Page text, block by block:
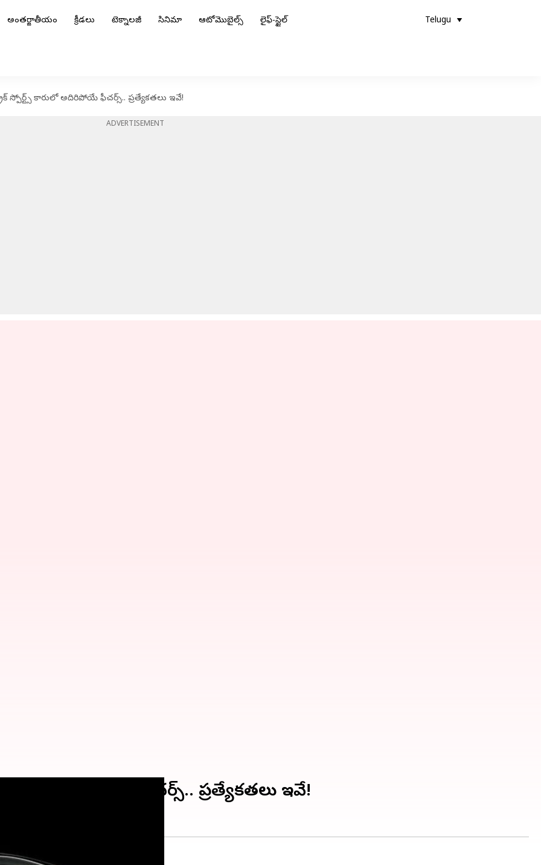
అంతర్జాతీయం క్రీడలు టెక్నాలజీ సినిమా ఆటోమొబైల్స్ లైఫ్-స్టైల్ Telugu
స్పోర్ట్స్ కారులో అదిరిపోయే ఫీచర్స్.. ప్రత్యేకతలు ఇవే!
ADVERTISEMENT
కారులో అదిరిపోయే ఫీచర్స్.. ప్రత్యేకతలు ఇవే!